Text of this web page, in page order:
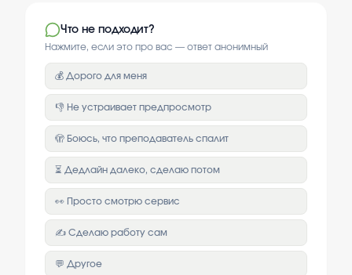
Что не подходит?
Нажмите, если это про вас — ответ анонимный
💰 Дорого для меня
👎 Не устраивает предпросмотр
🫣 Боюсь, что преподаватель спалит
⏳ Дедлайн далеко, сделаю потом
👀 Просто смотрю сервис
✍️ Сделаю работу сам
💬 Другое